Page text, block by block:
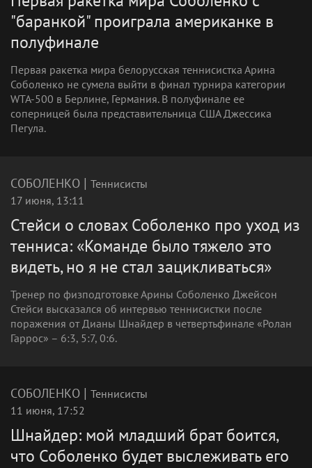
"баранкой" проиграла американке в
полуфинале
Первая ракетка мира белорусская теннисистка Арина
Соболенко не сумела выйти в финал турнира категории
WTA-500 в Берлине, Германия. В полуфинале ее
соперницей была представительница США Джессика
Пегула.
СОБОЛЕНКО | Теннисисты
17 июня, 13:11
Стейси о словах Соболенко про уход из
тенниса: «Команде было тяжело это
видеть, но я не стал зацикливаться»
Тренер по физподготовке Арины Соболенко Джейсон
Стейси высказался об интервью теннисистки после
поражения от Дианы Шнайдер в четвертьфинале «Ролан
Гаррос» – 6:3, 5:7, 0:6.
СОБОЛЕНКО | Теннисисты
11 июня, 17:52
Шнайдер: мой младший брат боится,
что Соболенко будет выслеживать его